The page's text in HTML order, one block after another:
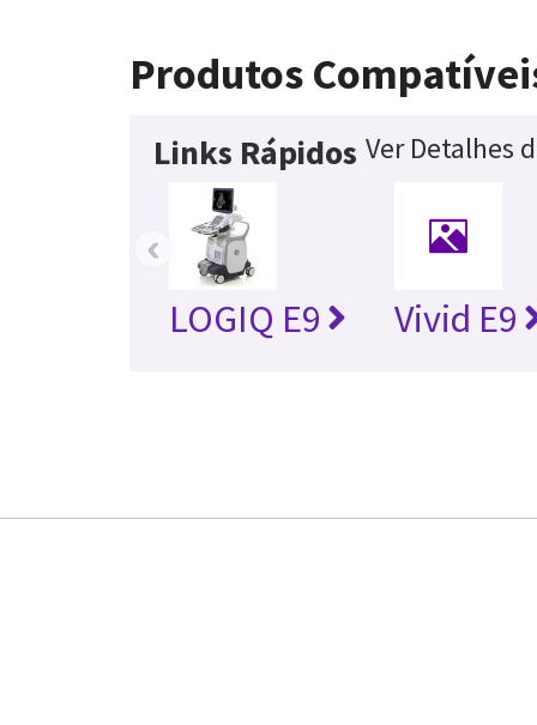
Produtos
Links Rápidos Ver Detalhes
LOGIQ E9 Vivid E9
‹